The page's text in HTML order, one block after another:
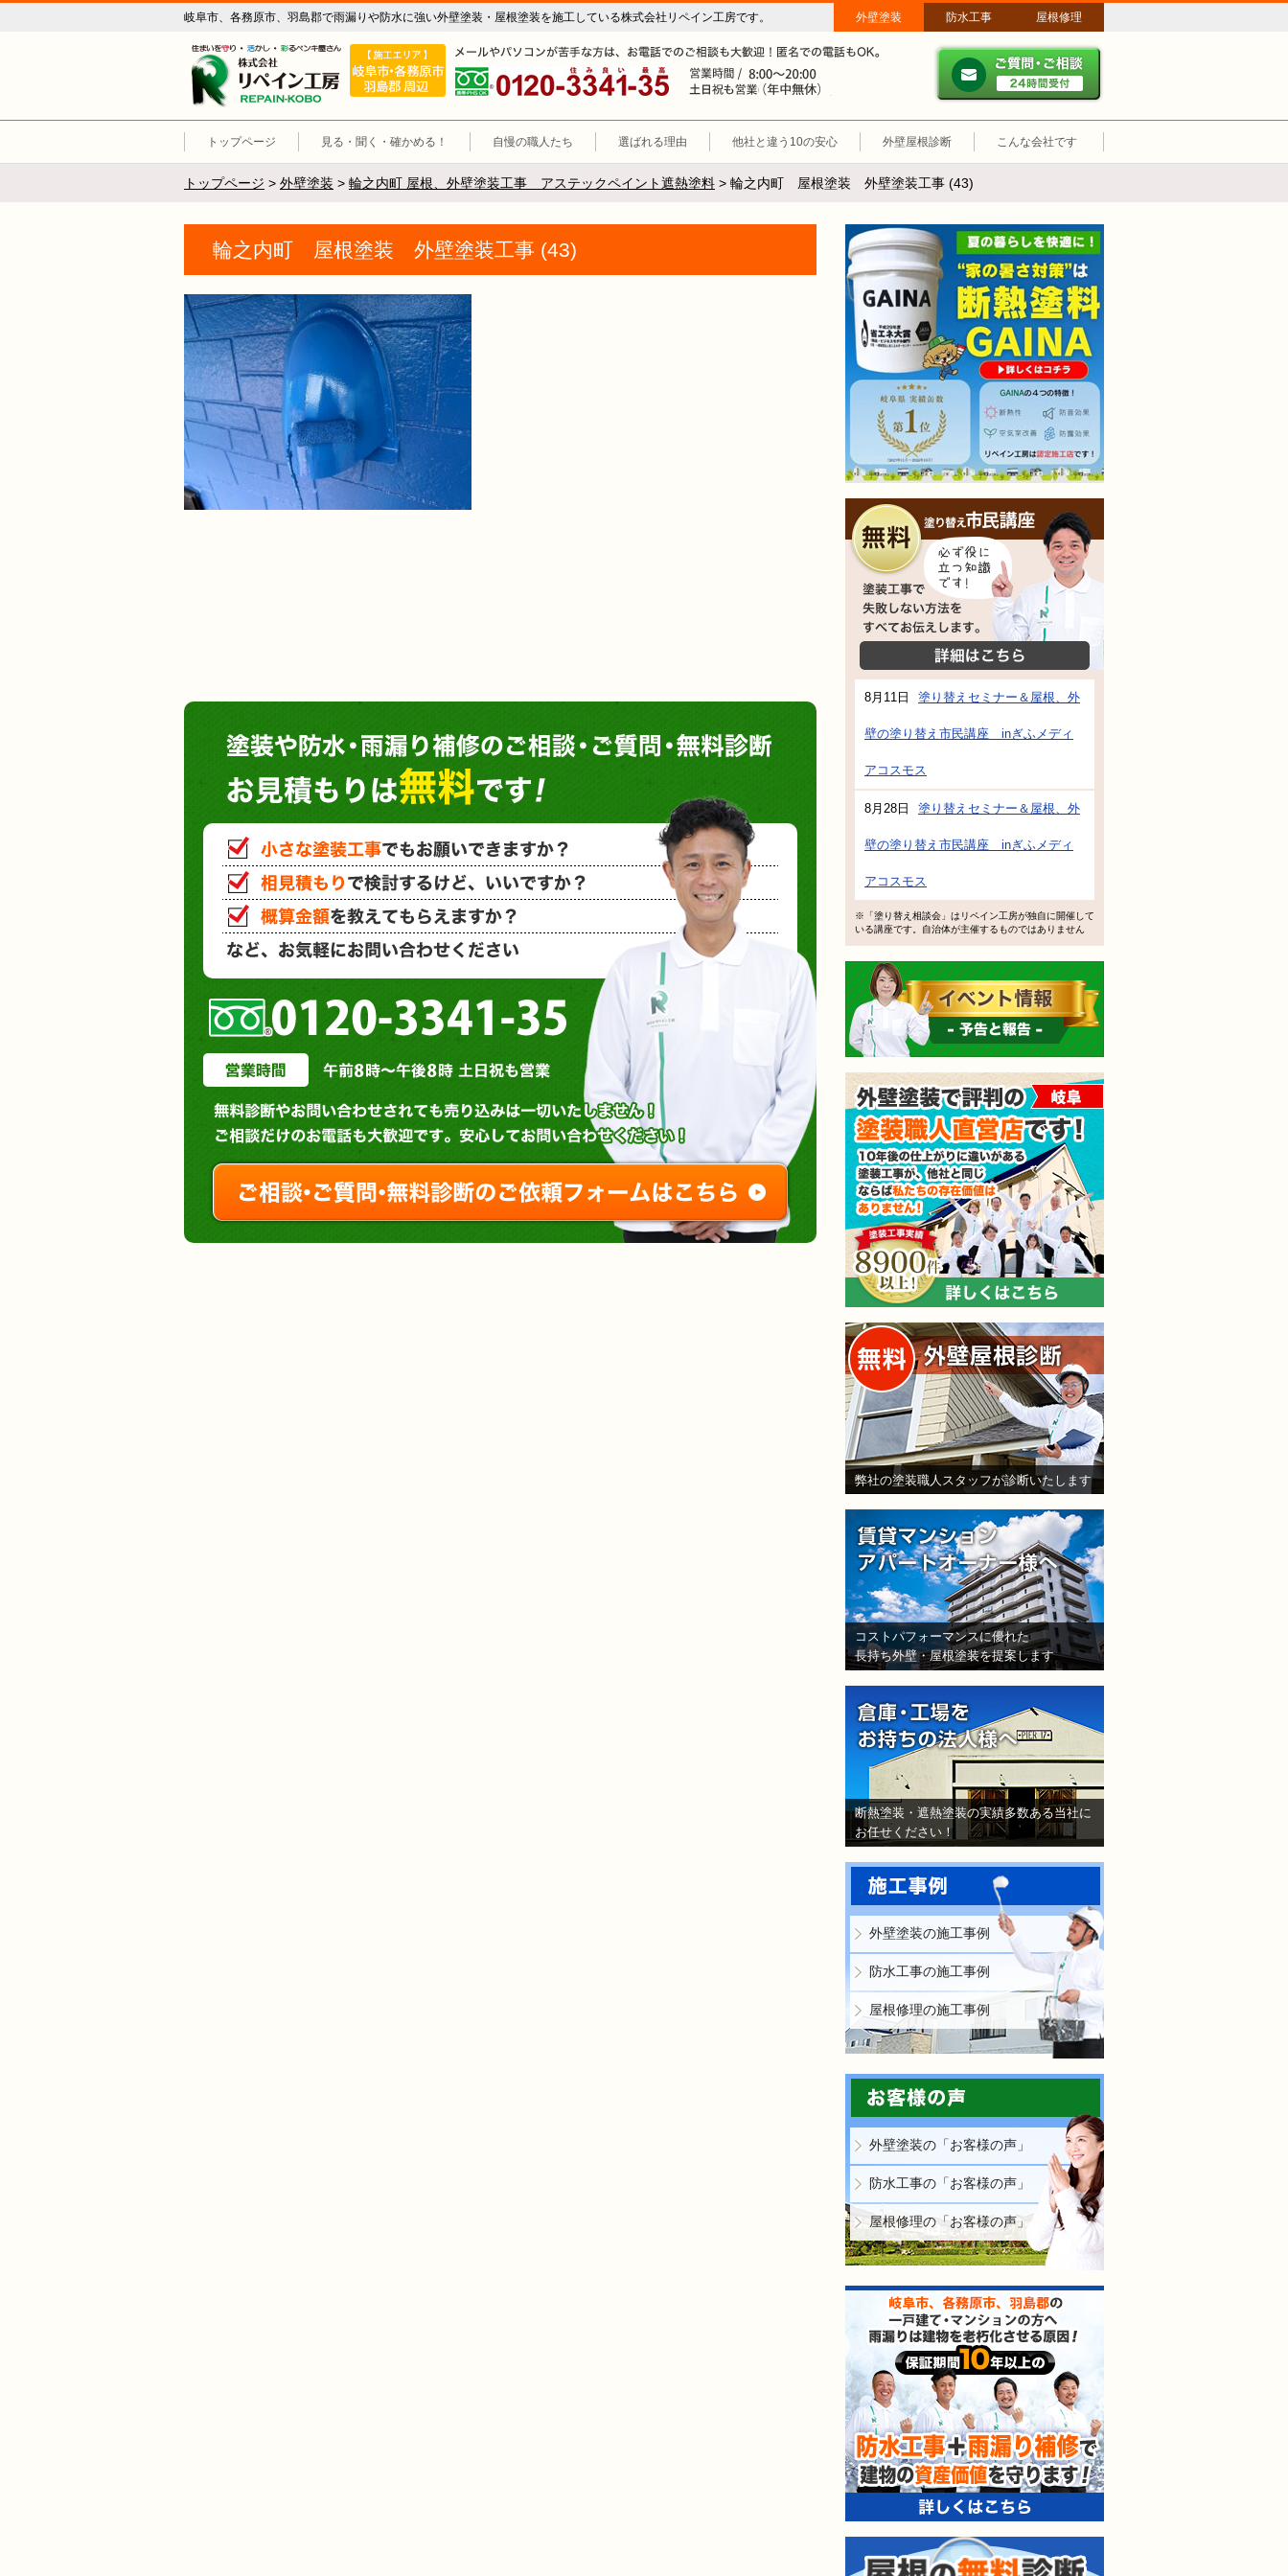
岐阜市、各務原市、羽島郡で雨漏りや防水に強い外壁塗装・屋根塗装を施工している株式会社リペイン工房です。 外壁塗装 防水工事 屋根修理
リペイン工房（外壁塗装・屋根塗装・雨漏り修理・防水工事）
施工エリア 岐阜市、各務原市、羽島郡。
メールやパソコンが苦手な方は、お電話でのご相談も大歓迎！匿名での
0120-3341-35
営業時間：午前8時～午後8時 年中無休、土日祝も営業しています。
トップページ 見る・聞く・確かめる！ 自慢の職人たち 選ばれる理由 他社と違う10の安心 外壁屋根診断 こんな会社です
トップページ > 外壁塗装 > 輪之内町 屋根、外壁塗装工事 アステックペイント遮熱塗料 > 輪之内町 屋根塗装 外壁塗装工事 (43)
輪之内町 屋根塗装 外壁塗装工事 (43)
塗装工事で失敗しない方法をすべてお伝え
8月11日 塗り替えセミナー＆屋根、外
壁の塗り替え市民講座 inぎふメディ
アコスモス
8月28日 塗り替えセミナー＆屋根、外
壁の塗り替え市民講座 inぎふメディ
アコスモス
※「塗り替え相談会」はリペイン工房が独自に開催して
いる講座です。自治体が主催するものではありません
弊社の塗装職人スタッフが診断いたします
コストパフォーマンスに優れた
長持ち外壁・屋根塗装を提案します
断熱塗装・遮熱塗装の実績多数ある当社に
お任せください！
外壁塗装の施工事例
防水工事の施工事例
屋根修理の施工事例
外壁塗装の「お客様の声」
防水工事の「お客様の声」
屋根修理の「お客様の声」
塗装や防水・雨漏り補修のご相談・ご質問・無
小さな塗装工事でもお願いできますか？
相見積もりで検討するけど、いいですか？
概算金額を教えてもらえますか？
など、お気軽にお問い合わせください。
0120-3341-35
営業時間 : 午前8時～午後8時 土日祝も営業
無料診断やお問い合わせされても売り込みは一切いたしません！ ご相談だけのお電話
ご相談・ご質問・無料診断のご依頼フォームはこちら